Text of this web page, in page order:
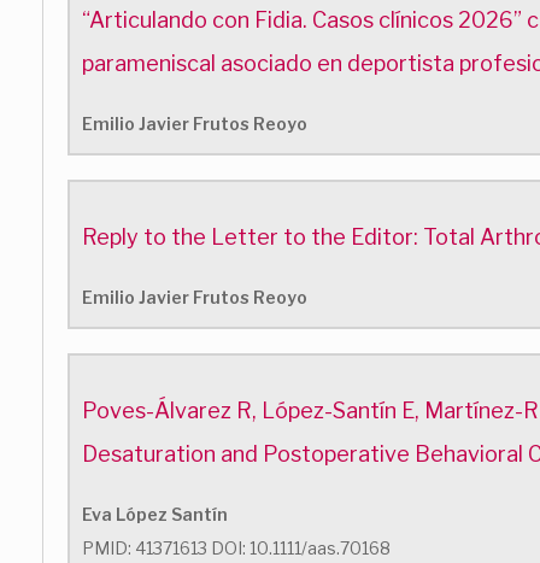
“Articulando con Fidia. Casos clínicos
parameniscal asociado en deportista
Emilio Javier Frutos Reoyo
Reply to the Letter to the Editor: Total
Emilio Javier Frutos Reoyo
Poves-Álvarez R, López-Santín E,
Desaturation and Postoperative Behavioral
Eva López Santín
PMID: 41371613 DOI: 10.1111/aas.70168